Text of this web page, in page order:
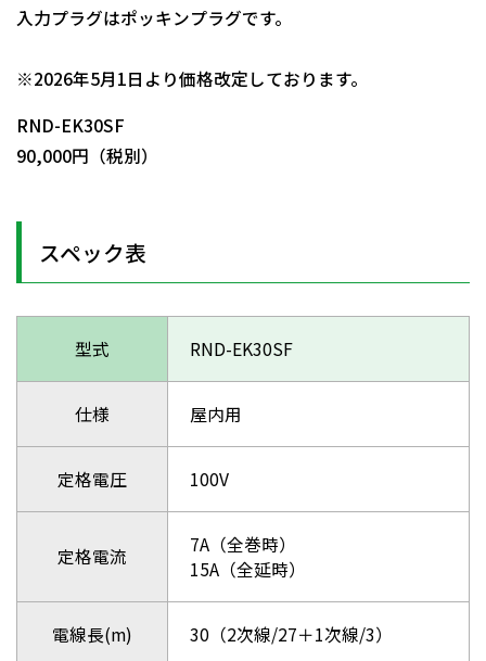
入力プラグはポッキンプラグです。
※2026年5月1日より価格改定しております。
RND-EK30SF
90,000円（税別）
スペック表
型式 RND-EK30SF
仕様 屋内用
定格電圧 100V
定格電流
7A（全巻時）
15A（全延時）
電線長(m) 30（2次線/27＋1次線/3）